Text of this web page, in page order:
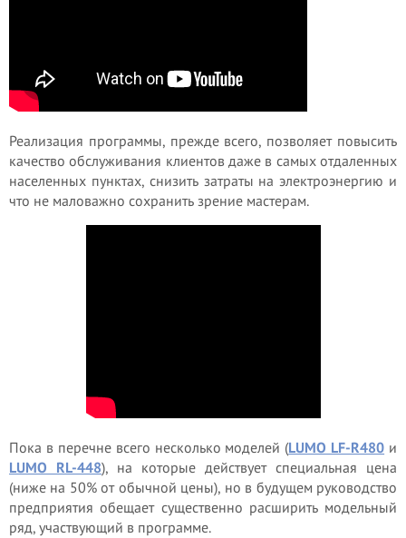
Реализация программы, прежде всего, позволяет повысить
качество обслуживания клиентов даже в самых отдаленных
населенных пунктах, снизить затраты на электроэнергию и
что не маловажно сохранить зрение мастерам.
Пока в перечне всего несколько моделей (LUMO LF-R480 и
LUMO RL-448), на которые действует специальная цена
(ниже на 50% от обычной цены), но в будущем руководство
предприятия обещает существенно расширить модельный
ряд, участвующий в программе.